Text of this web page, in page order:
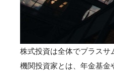
株式投資は全体でプラスサ
機関投資家とは、年金基金